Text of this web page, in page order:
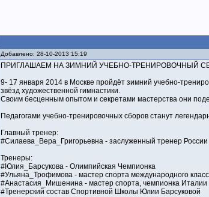
Добавлено: 28-10-2013 15:19
ПРИГЛАШАЕМ НА ЗИМНИЙ УЧЕБНО-ТРЕНИРОВОЧНЫЙ
9- 17 января 2014 в Москве пройдёт зимний учебно-
звёзд художественной гимнастики.
Своим бесценным опытом и секретами мастерства они
Педагогами учебно-тренировочных сборов станут
Главный тренер:
#Силаева_Вера_Григорьевна - заслуженный тренер России
Тренеры:
#Юлия_Барсукова - Олимпийская Чемпионка
#Ульяна_Трофимова - мастер спорта международного
#Анастасия_Мишенина - мастер спорта, чемпионка Италии
#Тренерский состав Спортивной Школы Юлии Барсуковой